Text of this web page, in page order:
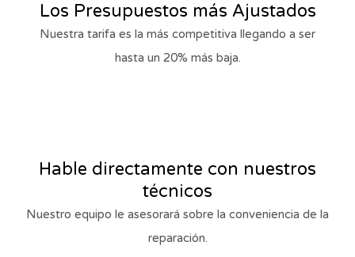
Los Presupuestos más Ajustados
Nuestra tarifa es la más competitiva llegando a ser
hasta un 20% más baja.
Hable directamente con nuestros
técnicos
Nuestro equipo le asesorará sobre la conveniencia de la
reparación.